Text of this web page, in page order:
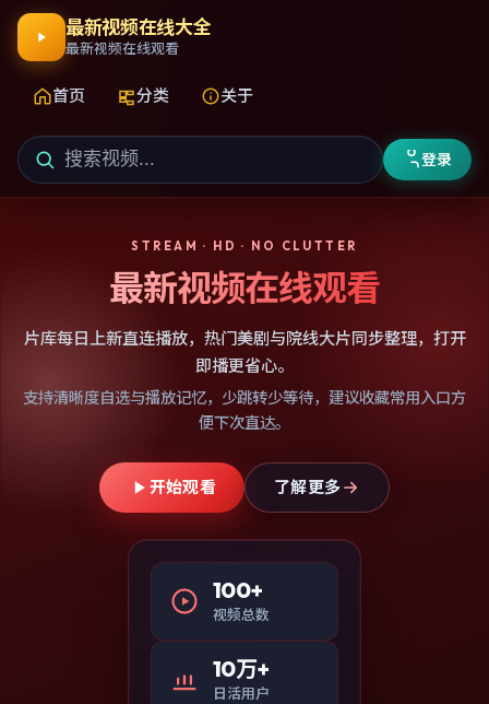
最新视频在线大全
最新视频在线观看
首页 分类 关于
登录
STREAM · HD · NO CLUTTER
最新视频在线观看
片库每日上新直连播放，热门美剧与院线大片同步整理，打开
即播更省心。
支持清晰度自选与播放记忆，少跳转少等待，建议收藏常用入口方
便下次直达。
开始观看 了解更多
100+
视频总数
10万+
日活用户